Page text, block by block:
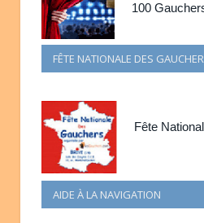
100
FÊTE NATIONALE DES
Fête
AIDE À LA NAVIGATION